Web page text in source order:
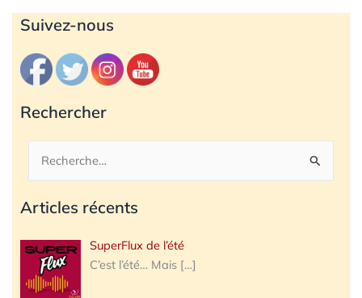
Suivez-nous
Rechercher
Rechercher :
Articles récents
SuperFlux de l’été
C’est l’été… Mais […]
Archives